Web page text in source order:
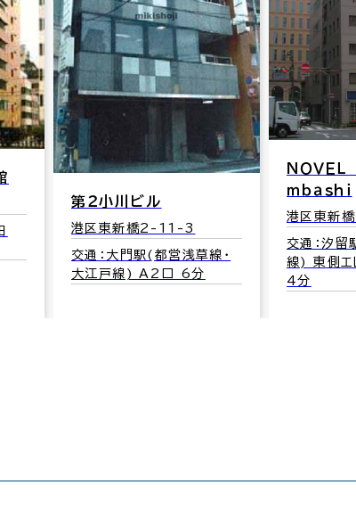
第２小川ビル
港区東新橋2-11-3
交通：大門駅(都営浅草線･
大江戸線) A2口 6分
ＮＯＶＥ
ｍｂａｓｈｉ
港区東新
交通：汐
線) 東側エ
4分